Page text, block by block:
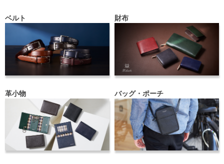
ベルト 財布
革小物 バッグ・ポーチ